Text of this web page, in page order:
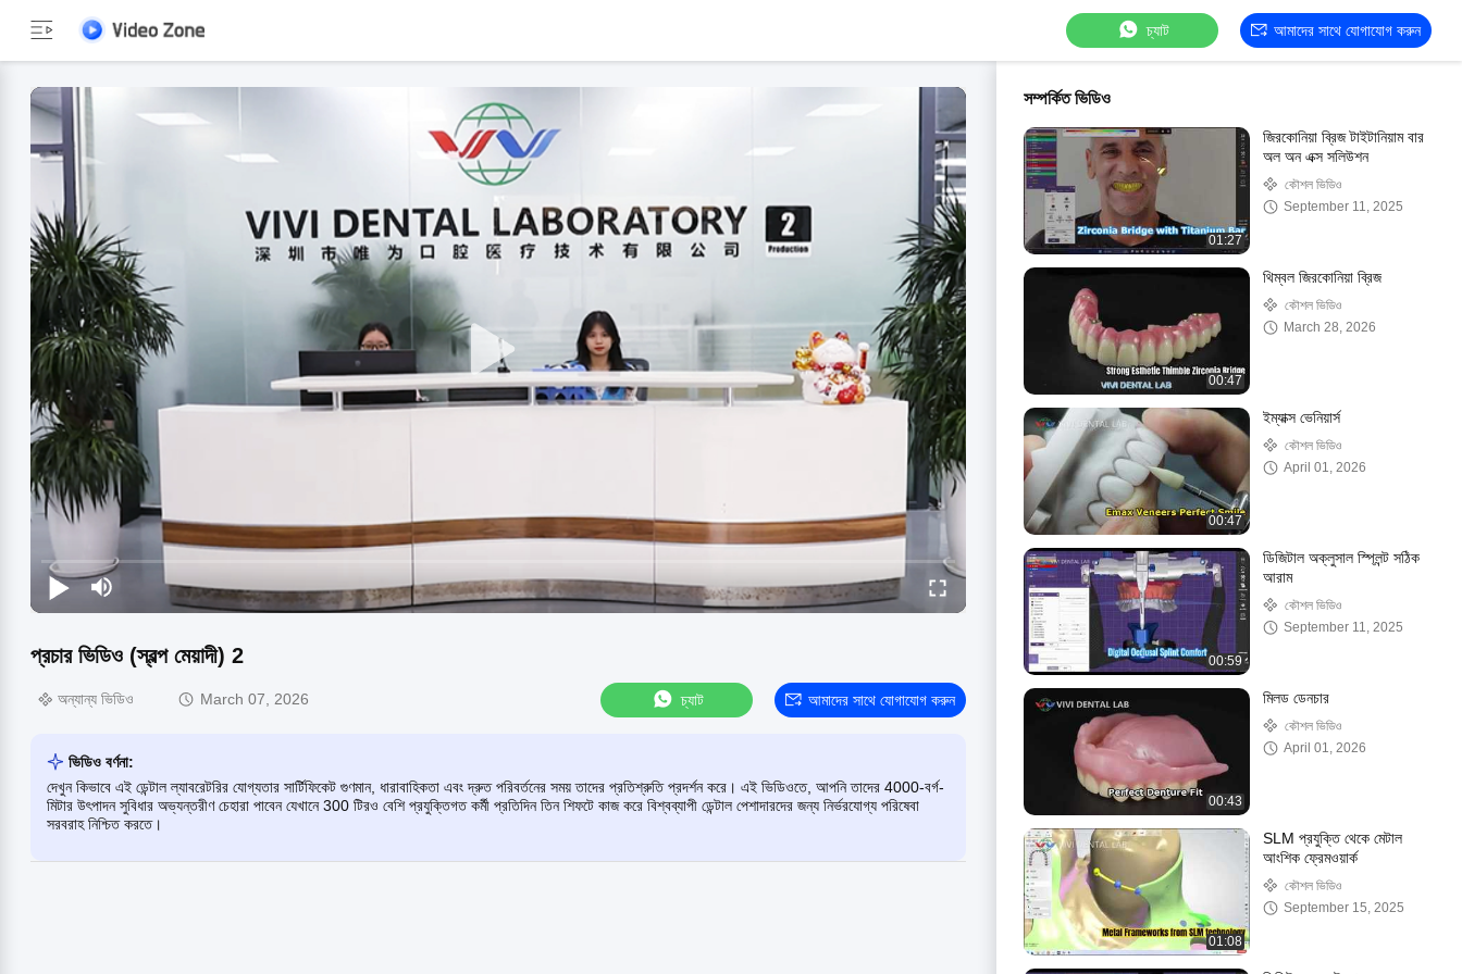
চ্যাট আমাদের সাথে যোগাযোগ করুন
প্রচার ভিডিও (স্বল্প মেয়াদী) 2
অন্যান্য ভিডিও March 07, 2026 চ্যাট আমাদের সাথে যোগাযোগ করুন
ভিডিও বর্ণনা:
দেখুন কিভাবে এই ডেন্টাল ল্যাবরেটরির যোগ্যতার সার্টিফিকেট গুণমান, ধারাবাহিকতা এবং দ্রুত পরিবর্তনের সময় তাদের প্রতিশ্রুতি প্রদর্শন করে। এই ভিডিওতে, আপনি তাদের 4000-বর্গ-
মিটার উৎপাদন সুবিধার অভ্যন্তরীণ চেহারা পাবেন যেখানে 300 টিরও বেশি প্রযুক্তিগত কর্মী প্রতিদিন তিন শিফটে কাজ করে বিশ্বব্যাপী ডেন্টাল পেশাদারদের জন্য নির্ভরযোগ্য পরিষেবা
সরবরাহ নিশ্চিত করতে।
সম্পর্কিত ভিডিও
01:27
জিরকোনিয়া ব্রিজ টাইটানিয়াম বার
অল অন এক্স সলিউশন
কৌশল ভিডিও
September 11, 2025
00:47
থিম্বল জিরকোনিয়া ব্রিজ
কৌশল ভিডিও
March 28, 2026
00:47
ইম্যাক্স ভেনিয়ার্স
কৌশল ভিডিও
April 01, 2026
00:59
ডিজিটাল অক্লুসাল স্প্লিন্ট সঠিক
আরাম
কৌশল ভিডিও
September 11, 2025
00:43
মিলড ডেনচার
কৌশল ভিডিও
April 01, 2026
01:08
SLM প্রযুক্তি থেকে মেটাল
আংশিক ফ্রেমওয়ার্ক
কৌশল ভিডিও
September 15, 2025